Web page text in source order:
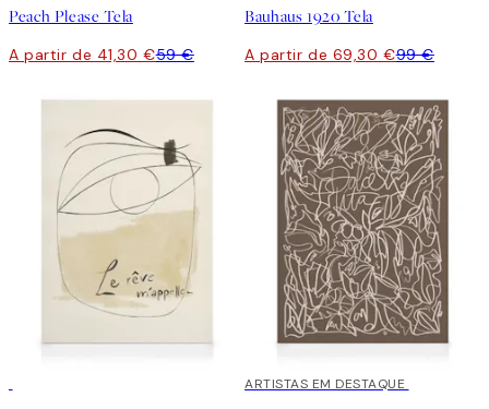
Peach Please Tela
A partir de 41,30 €59 €
Bauhaus 1920 Tela
A partir de 69,30 €99 €
30%*
ARTISTAS EM DESTAQUE